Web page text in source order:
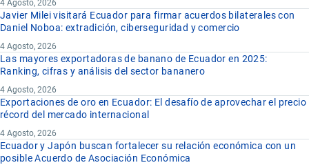
4 Agosto, 2026
Javier Milei visitará Ecuador para firmar acuerdos bilaterales con
Daniel Noboa: extradición, ciberseguridad y comercio
4 Agosto, 2026
Las mayores exportadoras de banano de Ecuador en 2025:
Ranking, cifras y análisis del sector bananero
4 Agosto, 2026
Exportaciones de oro en Ecuador: El desafío de aprovechar el precio
récord del mercado internacional
4 Agosto, 2026
Ecuador y Japón buscan fortalecer su relación económica con un
posible Acuerdo de Asociación Económica